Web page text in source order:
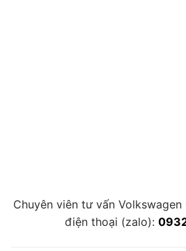
Chuyên viên tư vấn Volkswagen
điện thoại (zalo):